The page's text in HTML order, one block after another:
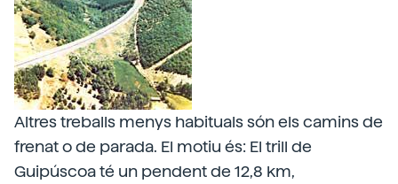
Altres treballs menys habituals són els camins de
frenat o de parada. El motiu és: El trill de
Guipúscoa té un pendent de 12,8 km,